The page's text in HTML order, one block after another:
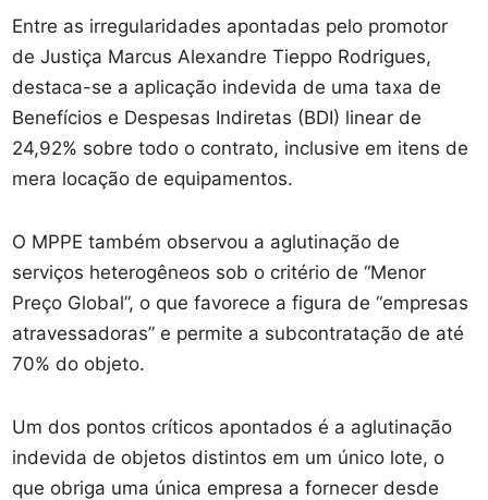
Entre as irregularidades apontadas pelo promotor
de Justiça Marcus Alexandre Tieppo Rodrigues,
destaca-se a aplicação indevida de uma taxa de
Benefícios e Despesas Indiretas (BDI) linear de
24,92% sobre todo o contrato, inclusive em itens de
mera locação de equipamentos.
O MPPE também observou a aglutinação de
serviços heterogêneos sob o critério de “Menor
Preço Global”, o que favorece a figura de “empresas
atravessadoras” e permite a subcontratação de até
70% do objeto.
Um dos pontos críticos apontados é a aglutinação
indevida de objetos distintos em um único lote, o
que obriga uma única empresa a fornecer desde